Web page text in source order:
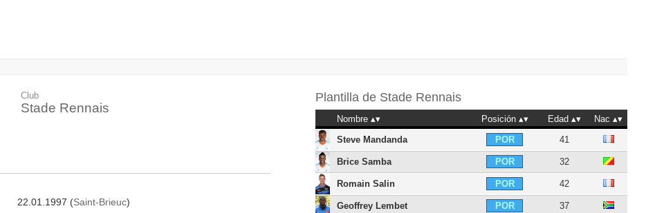
Club
Stade Rennais
22.01.1997 (Saint-Brieuc)
Plantilla de Stade Rennais
Nombre Posición Edad
Nac
Steve Mandanda
POR 41
Brice Samba POR 32
Romain Salin POR 42
Geoffrey Lembet POR 37